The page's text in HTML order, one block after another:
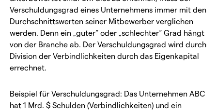
Verschuldungsgrad eines Unternehmens immer mit den
Durchschnittswerten seiner Mitbewerber verglichen
werden. Denn ein „guter“ oder „schlechter“ Grad hängt
von der Branche ab. Der Verschuldungsgrad wird durch
Division der Verbindlichkeiten durch das Eigenkapital
errechnet.
Beispiel für Verschuldungsgrad: Das Unternehmen ABC
hat 1 Mrd. $ Schulden (Verbindlichkeiten) und ein